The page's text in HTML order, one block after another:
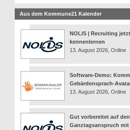
Aus dem Kommune21 Kalender
NOLIS | Recruiting jetzt
kennenlernen
13. August 2026, Online
Software-Demo:
Gebärdensprach-
13. August 2026, Online
Gut vorbereitet auf den
Ganztagsanspruch mit